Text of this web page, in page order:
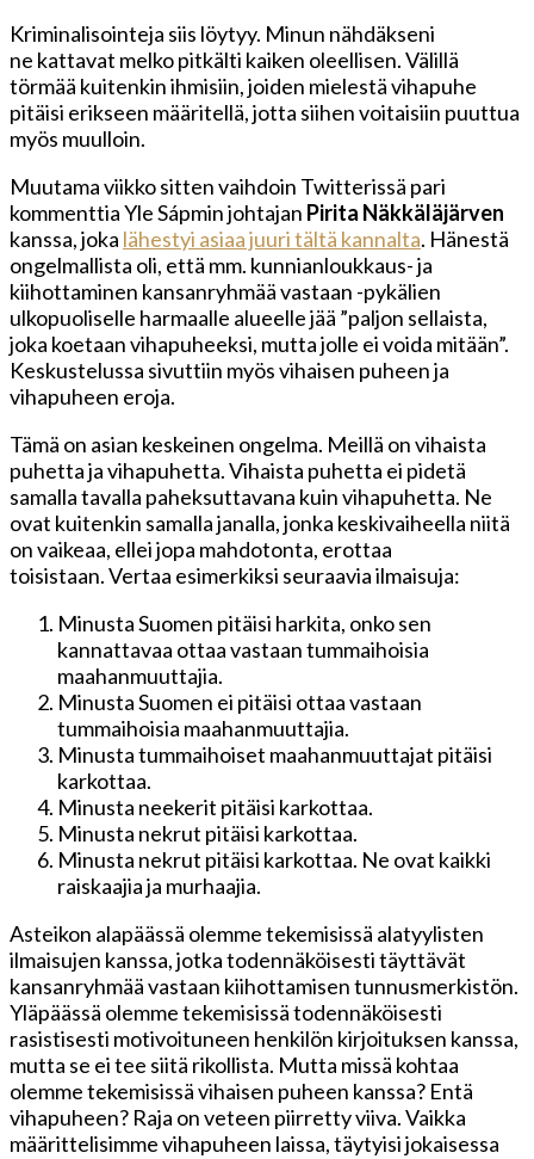
Kriminalisointeja siis löytyy. Minun nähdäkseni
ne kattavat melko pitkälti kaiken oleellisen. Välillä
törmää kuitenkin ihmisiin, joiden mielestä vihapuhe
pitäisi erikseen määritellä, jotta siihen voitaisiin puuttua
myös muulloin.
Muutama viikko sitten vaihdoin Twitterissä pari
kommenttia Yle Sápmin johtajan Pirita Näkkäläjärven
kanssa, joka lähestyi asiaa juuri tältä kannalta. Hänestä
ongelmallista oli, että mm. kunnianloukkaus- ja
kiihottaminen kansanryhmää vastaan -pykälien
ulkopuoliselle harmaalle alueelle jää ”paljon sellaista,
joka koetaan vihapuheeksi, mutta jolle ei voida mitään”.
Keskustelussa sivuttiin myös vihaisen puheen ja
vihapuheen eroja.
Tämä on asian keskeinen ongelma. Meillä on vihaista
puhetta ja vihapuhetta. Vihaista puhetta ei pidetä
samalla tavalla paheksuttavana kuin vihapuhetta. Ne
ovat kuitenkin samalla janalla, jonka keskivaiheella niitä
on vaikeaa, ellei jopa mahdotonta, erottaa
toisistaan. Vertaa esimerkiksi seuraavia ilmaisuja:
Minusta Suomen pitäisi harkita, onko sen
kannattavaa ottaa vastaan tummaihoisia
maahanmuuttajia.
Minusta Suomen ei pitäisi ottaa vastaan
tummaihoisia maahanmuuttajia.
Minusta tummaihoiset maahanmuuttajat pitäisi
karkottaa.
Minusta neekerit pitäisi karkottaa.
Minusta nekrut pitäisi karkottaa.
Minusta nekrut pitäisi karkottaa. Ne ovat kaikki
raiskaajia ja murhaajia.
Asteikon alapäässä olemme tekemisissä alatyylisten
ilmaisujen kanssa, jotka todennäköisesti täyttävät
kansanryhmää vastaan kiihottamisen tunnusmerkistön.
Yläpäässä olemme tekemisissä todennäköisesti
rasistisesti motivoituneen henkilön kirjoituksen kanssa,
mutta se ei tee siitä rikollista. Mutta missä kohtaa
olemme tekemisissä vihaisen puheen kanssa? Entä
vihapuheen? Raja on veteen piirretty viiva. Vaikka
määrittelisimme vihapuheen laissa, täytyisi jokaisessa